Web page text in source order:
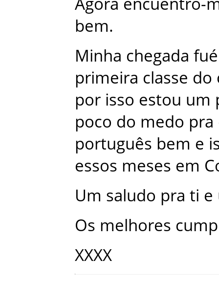
bem.
Minha chegada fué
primeira classe do
por isso estou um
poco do medo pra
português bem e
essos meses em
Um saludo pra ti e
Os melhores
XXXX